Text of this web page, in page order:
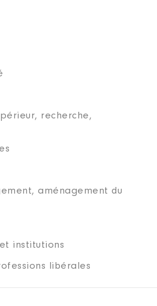
recherche,
aménagement du
institutions
libérales